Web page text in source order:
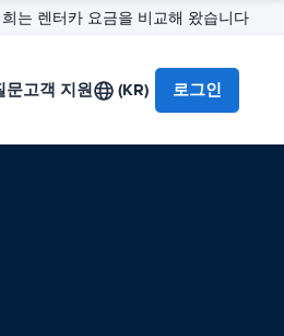
희는 렌터카 요금을 비교해 왔습니다
문고객 지원 (KR) 로그인